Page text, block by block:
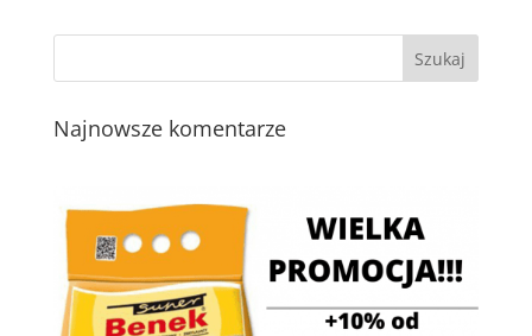
Najnowsze komentarze